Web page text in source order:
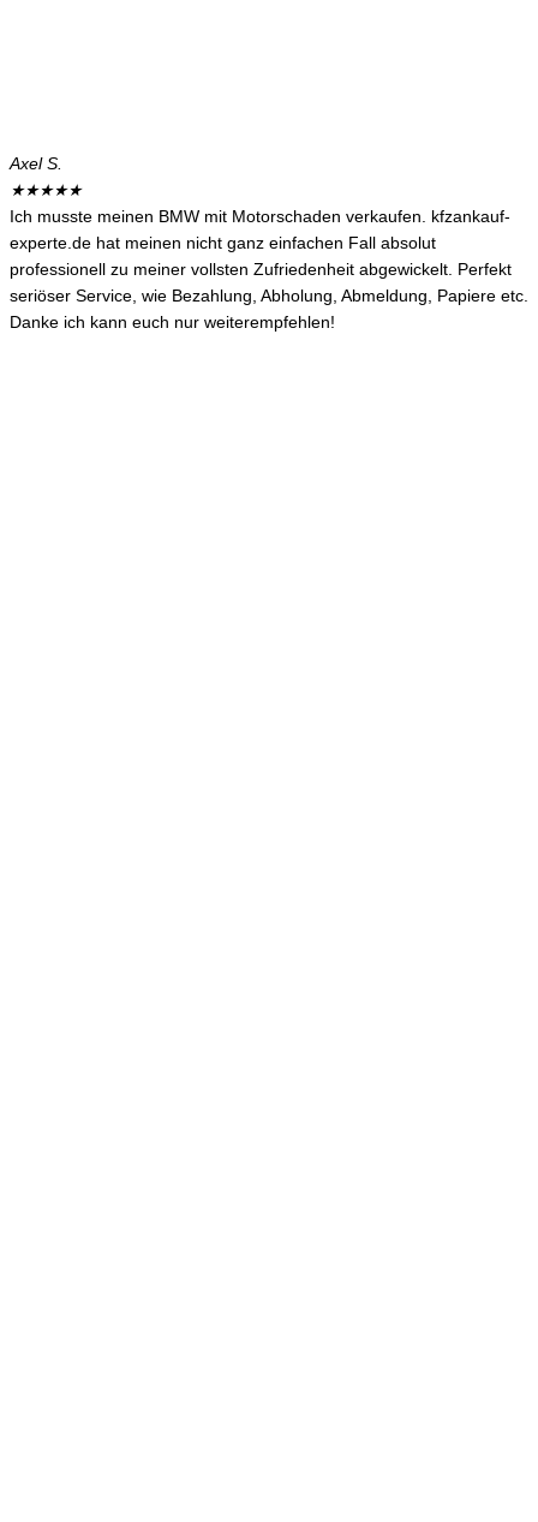
Axel S.
★★★★★
Ich musste meinen BMW mit Motorschaden verkaufen. kfzankauf-
experte.de hat meinen nicht ganz einfachen Fall absolut
professionell zu meiner vollsten Zufriedenheit abgewickelt. Perfekt
seriöser Service, wie Bezahlung, Abholung, Abmeldung, Papiere etc.
Danke ich kann euch nur weiterempfehlen!